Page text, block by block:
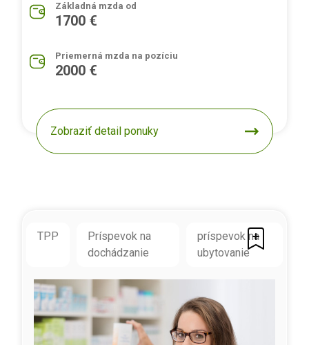
Základná mzda od
1700 €
Priemerná mzda na pozíciu
2000 €
Zobraziť detail ponuky
TPP
Príspevok na
dochádzanie
príspevok na
ubytovanie